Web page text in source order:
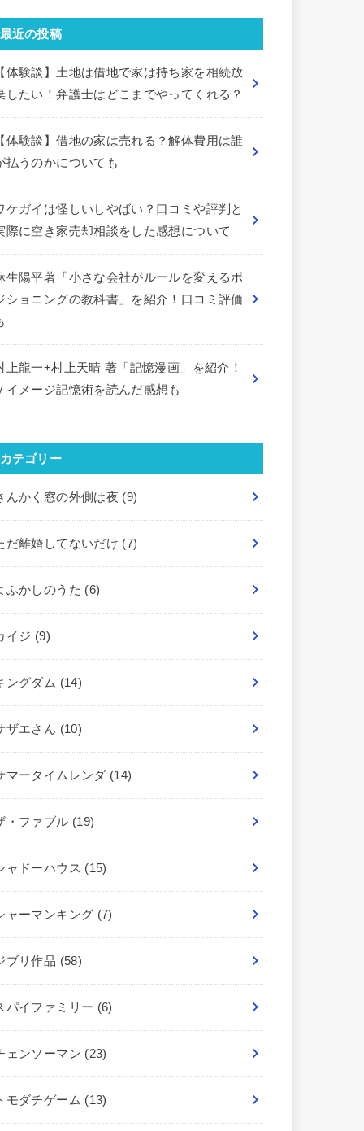
最近の投稿
体験談】土地は借地で家は持ち家を相続放
したい！弁護士はどこまでやってくれる？
体験談】借地の家は売れる？解体費用は誰
払うのかについても
ケガイは怪しいしやばい？口コミや評判と
際に空き家売却相談をした感想について
生陽平著「小さな会社がルールを変えるポ
ショニングの教科書」を紹介！口コミ評価
上龍一+村上天晴 著「記憶漫画」を紹介！
イメージ記憶術を読んだ感想も
カテゴリー
んかく窓の外側は夜 (9)
だ離婚してないだけ (7)
ふかしのうた (6)
イジ (9)
ングダム (14)
ザエさん (10)
マータイムレンダ (14)
・ファブル (19)
ャドーハウス (15)
ャーマンキング (7)
ブリ作品 (58)
パイファミリー (6)
ェンソーマン (23)
モダチゲーム (13)